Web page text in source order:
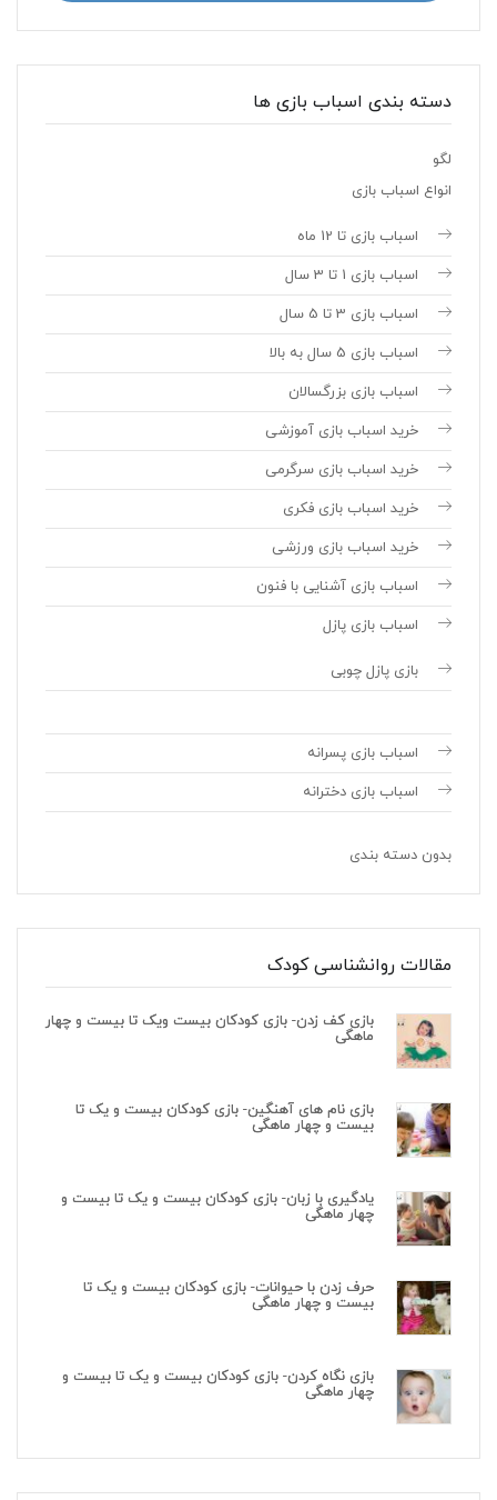
دسته بندی اسباب بازی ها
لگو
انواع اسباب بازی
اسباب بازی تا 12 ماه
اسباب بازی 1 تا 3 سال
اسباب بازی 3 تا 5 سال
اسباب بازی 5 سال به بالا
اسباب بازی بزرگسالان
خرید اسباب بازی آموزشی
خرید اسباب بازی سرگرمی
خرید اسباب بازی فکری
خرید اسباب بازی ورزشی
اسباب بازی آشنایی با فنون
اسباب بازی پازل
بازی پازل چوبی
اسباب بازی پسرانه
اسباب بازی دخترانه
بدون دسته بندی
مقالات روانشناسی کودک
بازی کف زدن- بازی کودکان بیست ویک تا بیست و چهار
ماهگی
بازی نام های آهنگین- بازی کودکان بیست و یک تا
بیست و چهار ماهگی
یادگیری با زبان- بازی کودکان بیست و یک تا بیست و
چهار ماهگی
حرف زدن با حیوانات- بازی کودکان بیست و یک تا
بیست و چهار ماهگی
بازی نگاه کردن- بازی کودکان بیست و یک تا بیست و
چهار ماهگی